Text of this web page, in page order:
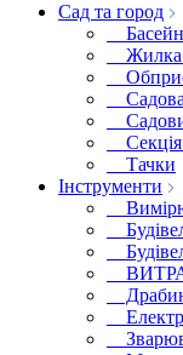
Сад та город
Жилка
Садова
Секція
Тачки
Інструменти